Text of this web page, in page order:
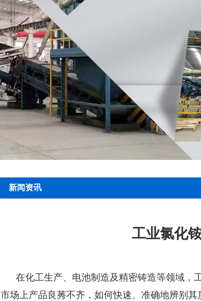
新闻资讯
工业氯化
在化工生产、电池制造及精密铸造等领域，
市场上产品良莠不齐，如何快速、准确地辨别